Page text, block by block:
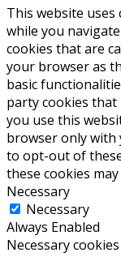
This website
while you
cookies that are
your browser as
basic
party cookies that
you use this
browser only with
to opt-out of
these cookies
Necessary
Necessary
Always Enabled
Necessary